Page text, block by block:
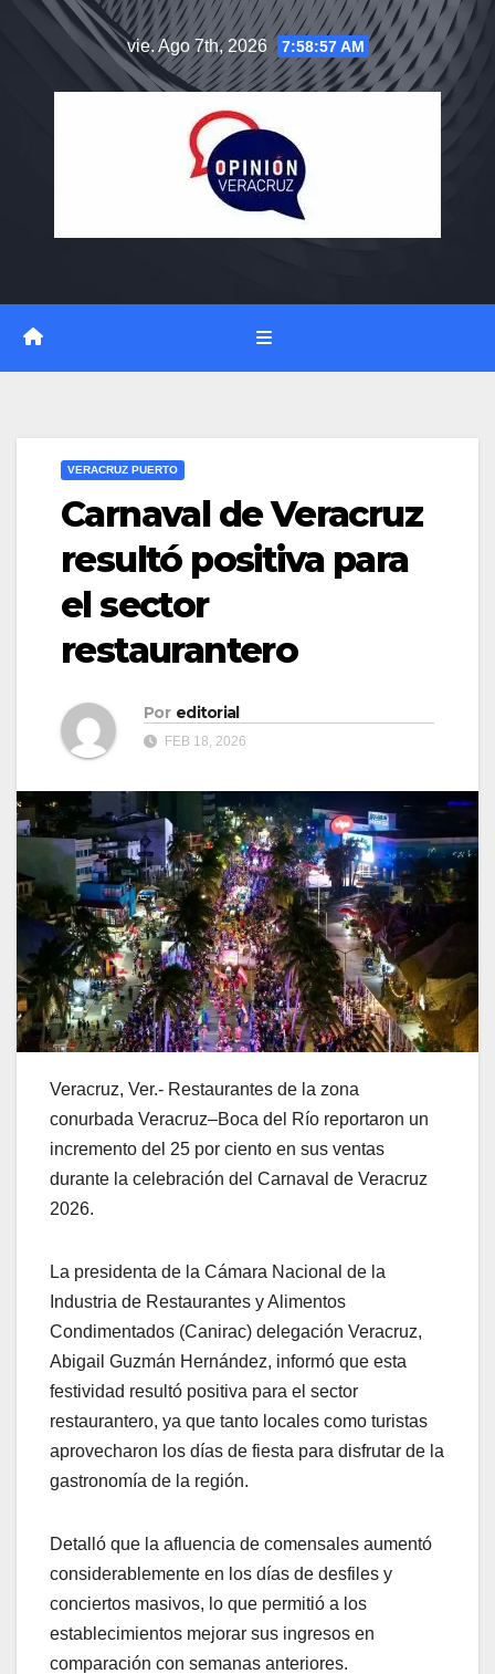
vie. Ago 7th, 2026 7:58:58 AM
VERACRUZ PUERTO
Carnaval de Veracruz
resultó positiva para
el sector
restaurantero
Por editorial
FEB 18, 2026
Veracruz, Ver.- Restaurantes de la zona
conurbada Veracruz–Boca del Río reportaron un
incremento del 25 por ciento en sus ventas
durante la celebración del Carnaval de Veracruz
2026.
La presidenta de la Cámara Nacional de la
Industria de Restaurantes y Alimentos
Condimentados (Canirac) delegación Veracruz,
Abigail Guzmán Hernández, informó que esta
festividad resultó positiva para el sector
restaurantero, ya que tanto locales como turistas
aprovecharon los días de fiesta para disfrutar de la
gastronomía de la región.
Detalló que la afluencia de comensales aumentó
considerablemente en los días de desfiles y
conciertos masivos, lo que permitió a los
establecimientos mejorar sus ingresos en
comparación con semanas anteriores.